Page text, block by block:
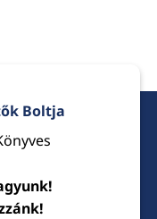
Boltja